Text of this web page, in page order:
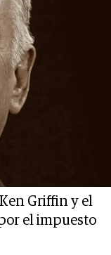
Griffin y el
el impuesto